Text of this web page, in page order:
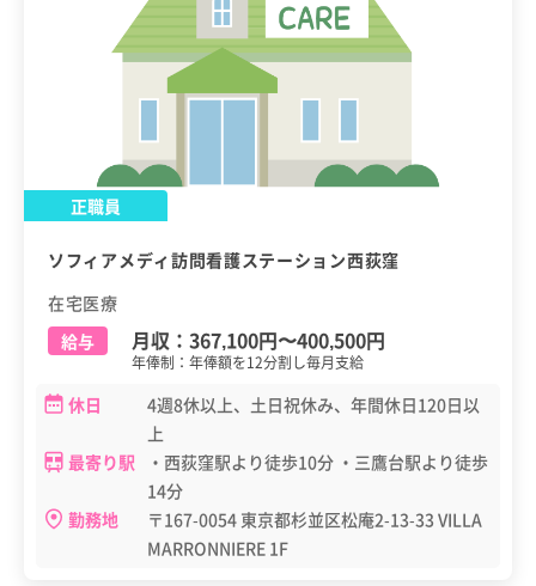
正職員
ソフィアメディ訪問看護ステーション西荻窪
在宅医療
給与
月収： 367,100円〜400,500円
年俸制：年俸額を12分割し毎月支給
休日
4週8休以上、土日祝休み、年間休日120日以
上
最寄り駅
・西荻窪駅より徒歩10分 ・三鷹台駅より徒歩
14分
勤務地
〒167-0054 東京都杉並区松庵2-13-33 VILLA
MARRONNIERE 1F